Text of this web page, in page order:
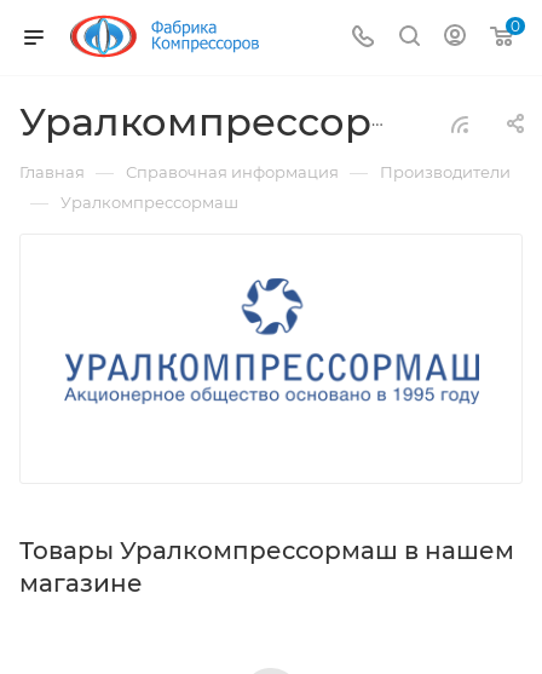
0
Уралкомпрессормаш
Главная — Справочная информация — Производители
— Уралкомпрессормаш
Товары Уралкомпрессормаш в нашем
магазине